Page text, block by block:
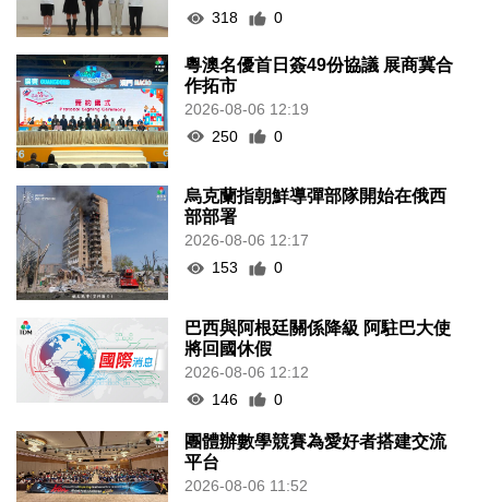
318 0
粵澳名優首日簽49份協議 展商冀合
作拓市
2026-08-06 12:19
250
0
烏克蘭指朝鮮導彈部隊開始在俄西
部部署
2026-08-06 12:17
153
0
巴西與阿根廷關係降級 阿駐巴大使
將回國休假
2026-08-06 12:12
146
0
團體辦數學競賽為愛好者搭建交流
平台
2026-08-06 11:52